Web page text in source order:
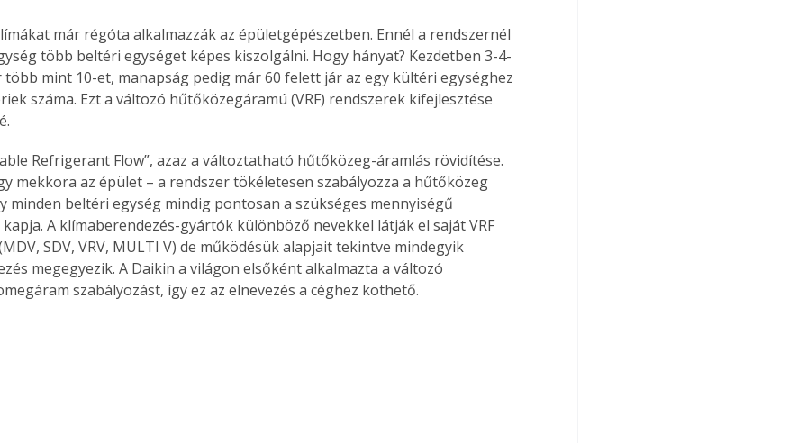
már régóta alkalmazzák az épületgépészetben. Ennél a rendszernél
több beltéri egységet képes kiszolgálni. Hogy hányat? Kezdetben 3-4-
több mint 10-et, manapság pedig már 60 felett jár az egy kültéri egységhez
száma. Ezt a változó hűtőközegáramú (VRF) rendszerek kifejlesztése
Refrigerant Flow”, azaz a változtatható hűtőközeg-áramlás rövidítése.
mekkora az épület – a rendszer tökéletesen szabályozza a hűtőközeg
minden beltéri egység mindig pontosan a szükséges mennyiségű
A klímaberendezés-gyártók különböző nevekkel látják el saját VRF
SDV, VRV, MULTI V) de működésük alapjait tekintve mindegyik
megegyezik. A Daikin a világon elsőként alkalmazta a változó
szabályozást, így ez az elnevezés a céghez köthető.